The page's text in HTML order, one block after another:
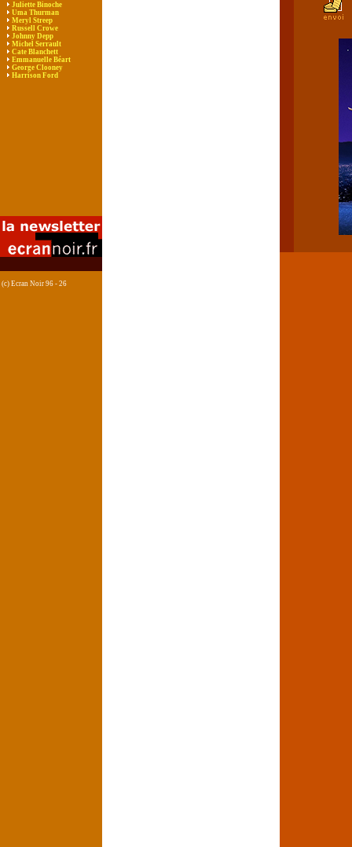
Juliette Binoche
Uma Thurman
Meryl Streep
Russell Crowe
Johnny Depp
Michel Serrault
Cate Blanchett
Emmanuelle Béart
George Clooney
Harrison Ford
(c) Ecran Noir 96 - 26